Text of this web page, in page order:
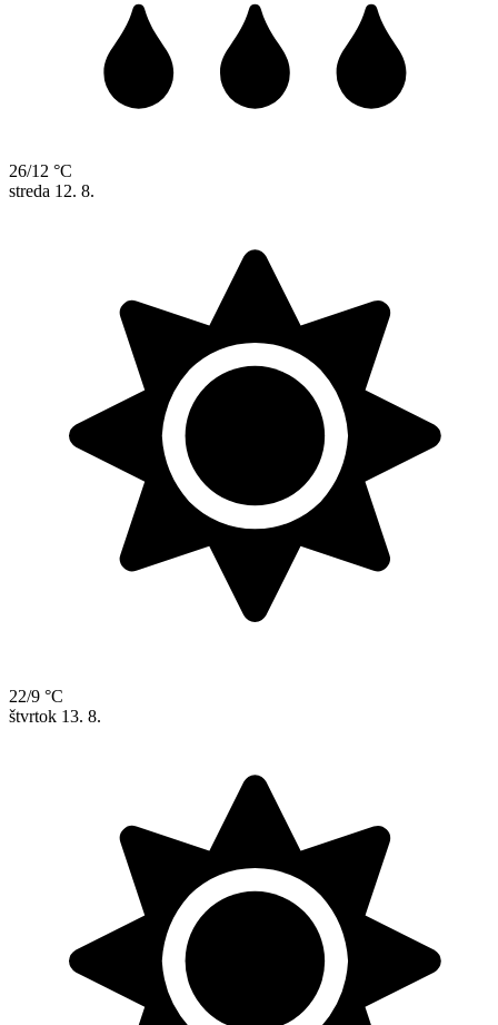
26/12 °C
streda 12. 8.
22/9 °C
štvrtok 13. 8.